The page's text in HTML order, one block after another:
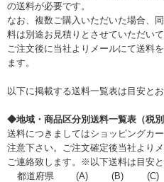
の送料が必要です。
なお、複数ご購入いただいた場合、
料は別途お見積りとさせていただいて
ご注文後に当社よりメールにて送料
ます。
以下に掲載する送料一覧表は目安とお
◆地域・商品区分別送料一覧表（税別
送料につきましてはショッピングカ
注意下さい。ご注文確定後当社より
ご連絡致します。※以下送料は目安と
都道府県
(A) (B) (C)